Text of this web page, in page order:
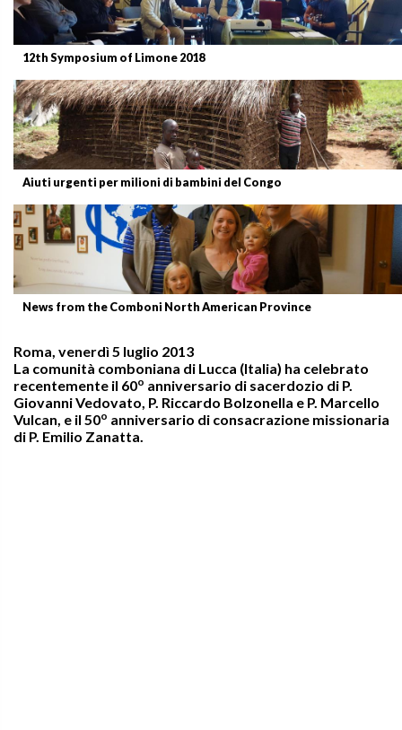
12th Symposium of Limone 2018
Aiuti urgenti per milioni di bambini del Congo
News from the Comboni North American Province
Roma, venerdì 5 luglio 2013
La comunità comboniana di Lucca (Italia) ha celebrato
recentemente il 60o anniversario di sacerdozio di P.
Giovanni Vedovato, P. Riccardo Bolzonella e P. Marcello
Vulcan, e il 50o anniversario di consacrazione missionaria
di P. Emilio Zanatta.